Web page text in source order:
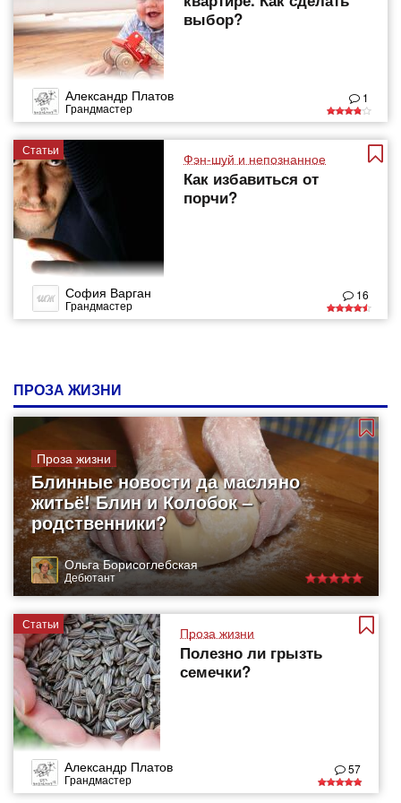
выбор?
Александр Платов
Грандмастер
1
Статьи
Фэн-шуй и непознанное
Как избавиться от
порчи?
София Варган
Грандмастер
16
ПРОЗА ЖИЗНИ
Проза жизни
Блинные новости да масляно
житьё! Блин и Колобок –
родственники?
Ольга Борисоглебская
Дебютант
Статьи
Проза жизни
Полезно ли грызть
семечки?
Александр Платов
Грандмастер
57